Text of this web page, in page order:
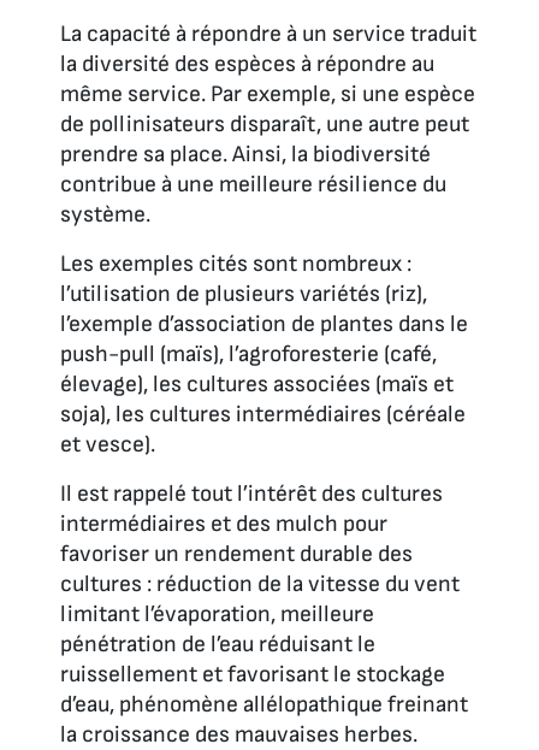
La capacité à répondre à un service traduit
la diversité des espèces à répondre au
même service. Par exemple, si une espèce
de pollinisateurs disparaît, une autre peut
prendre sa place. Ainsi, la biodiversité
contribue à une meilleure résilience du
système.
Les exemples cités sont nombreux :
l’utilisation de plusieurs variétés (riz),
l’exemple d’association de plantes dans le
push-pull (maïs), l’agroforesterie (café,
élevage), les cultures associées (maïs et
soja), les cultures intermédiaires (céréale
et vesce).
Il est rappelé tout l’intérêt des cultures
intermédiaires et des mulch pour
favoriser un rendement durable des
cultures : réduction de la vitesse du vent
limitant l’évaporation, meilleure
pénétration de l’eau réduisant le
ruissellement et favorisant le stockage
d’eau, phénomène allélopathique freinant
la croissance des mauvaises herbes.